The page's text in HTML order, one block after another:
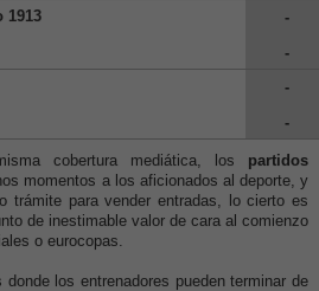
1913
-
-
-
-
cobertura mediática, los partidos
momentos a los aficionados al deporte, y
trámite para vender entradas, lo cierto es
de inestimable valor de cara al comienzo
o eurocopas.
donde los entrenadores pueden terminar de